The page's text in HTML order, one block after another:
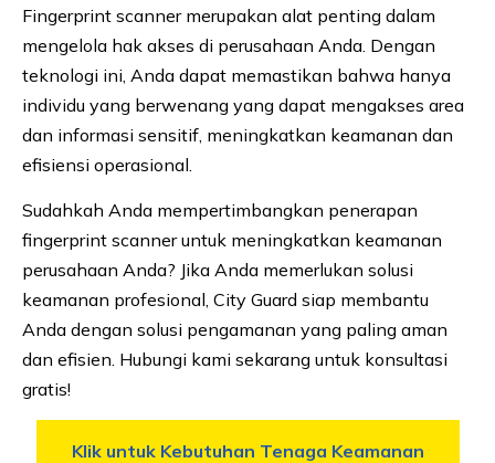
Fingerprint scanner merupakan alat penting dalam
mengelola hak akses di perusahaan Anda. Dengan
teknologi ini, Anda dapat memastikan bahwa hanya
individu yang berwenang yang dapat mengakses area
dan informasi sensitif, meningkatkan keamanan dan
efisiensi operasional.
Sudahkah Anda mempertimbangkan penerapan
fingerprint scanner untuk meningkatkan keamanan
perusahaan Anda? Jika Anda memerlukan solusi
keamanan profesional, City Guard siap membantu
Anda dengan solusi pengamanan yang paling aman
dan efisien. Hubungi kami sekarang untuk konsultasi
gratis!
Klik untuk Kebutuhan Tenaga Keamanan